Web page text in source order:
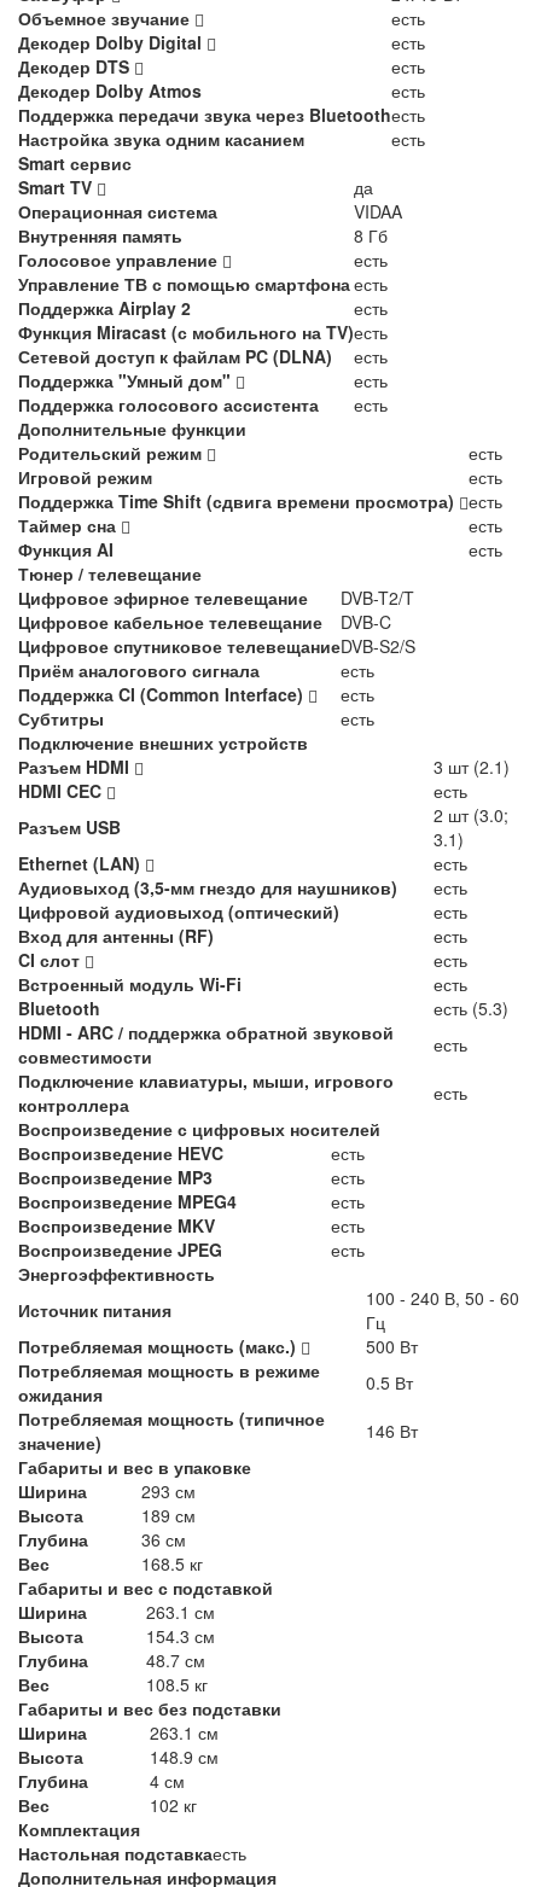
Объемное звучание
есть
Декодер Dolby Digital
есть
Декодер DTS
есть
Декодер Dolby Atmos
есть
Поддержка передачи звука через Bluetoothесть
Настройка звука одним касанием
есть
Smart сервис
Smart TV
да
Операционная система
VIDAA
Внутренняя память
8 Гб
Голосовое управление
есть
Управление ТВ с помощью смартфонаесть
Поддержка Airplay 2
есть
Функция Miracast (с мобильного на TV)есть
Сетевой доступ к файлам PC (DLNA)
есть
Поддержка "Умный дом"
есть
Поддержка голосового ассистента
есть
Дополнительные функции
Родительский режим
есть
Игровой режим
есть
Поддержка Time Shift (сдвига времени просмотра)
есть
Таймер сна
есть
Функция AI
есть
Тюнер / телевещание
Цифровое эфирное телевещание
DVB-T2/T
Цифровое кабельное телевещание
DVB-C
Цифровое спутниковое телевещаниеDVB-S2/S
Приём аналогового сигнала
есть
Поддержка CI (Common Interface)
есть
Субтитры
есть
Подключение внешних устройств
Разъем HDMI
3 шт (2.1)
HDMI CEC
есть
Разъем USB
2 шт (3.0;
3.1)
Ethernet (LAN)
есть
Аудиовыход (3,5-мм гнездо для наушников)
есть
Цифровой аудиовыход (оптический)
есть
Вход для антенны (RF)
есть
CI слот
есть
Встроенный модуль Wi-Fi
есть
Bluetooth
есть (5.3)
HDMI - ARC / поддержка обратной звуковой
совместимости
есть
Подключение клавиатуры, мыши, игрового
контроллера
есть
Воспроизведение с цифровых носителей
Воспроизведение HEVC
есть
Воспроизведение MP3
есть
Воспроизведение MPEG4
есть
Воспроизведение MKV
есть
Воспроизведение JPEG
есть
Энергоэффективность
Источник питания
100 - 240 В, 50 - 60
Гц
Потребляемая мощность (макс.)
500 Вт
Потребляемая мощность в режиме
ожидания
0.5 Вт
Потребляемая мощность (типичное
значение)
146 Вт
Габариты и вес в упаковке
Ширина
293 см
Высота
189 см
Глубина
36 см
Вес
168.5 кг
Габариты и вес с подставкой
Ширина
263.1 см
Высота
154.3 см
Глубина
48.7 см
Вес
108.5 кг
Габариты и вес без подставки
Ширина
263.1 см
Высота
148.9 см
Глубина
4 см
Вес
102 кг
Комплектация
Настольная подставкаесть
Дополнительная информация